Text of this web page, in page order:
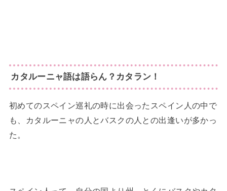
カタルーニャ語は語らん？カタラン！
初めてのスペイン巡礼の時に出会ったスペイン人の中で
も、カタルーニャの人とバスクの人との出逢いが多かっ
た。